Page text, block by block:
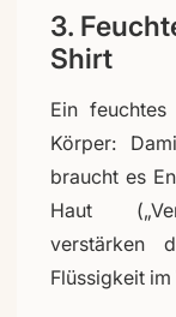
3.
Shirt
Ein
Körper:
braucht es
Haut
verstärken
Flüssigkeit